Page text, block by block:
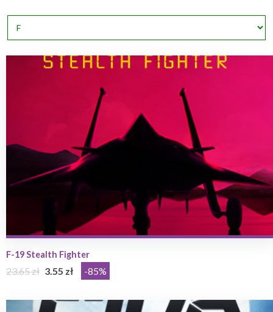
F-19 Stealth Fighter
23.65 zł 3.55 zł -85%